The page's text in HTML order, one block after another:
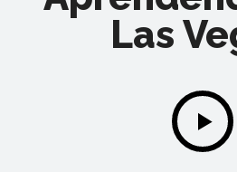
Las